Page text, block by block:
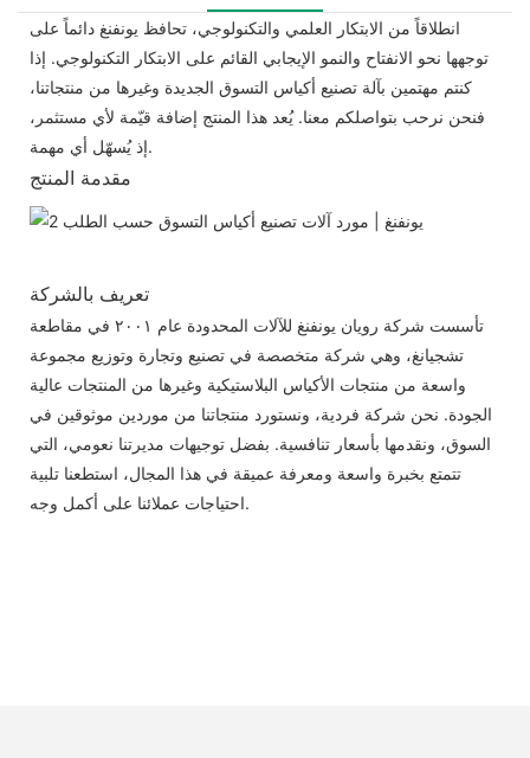
انطلاقاً من الابتكار العلمي والتكنولوجي، تحافظ يونفنغ دائماً على
توجهها نحو الانفتاح والنمو الإيجابي القائم على الابتكار التكنولوجي. إذا
كنتم مهتمين بآلة تصنيع أكياس التسوق الجديدة وغيرها من منتجاتنا،
فنحن نرحب بتواصلكم معنا. يُعد هذا المنتج إضافة قيّمة لأي مستثمر،
إذ يُسهّل أي مهمة.
مقدمة المنتج
تعريف بالشركة
تأسست شركة رويان يونفنغ للآلات المحدودة عام ٢٠٠١ في مقاطعة
تشجيانغ، وهي شركة متخصصة في تصنيع وتجارة وتوزيع مجموعة
واسعة من منتجات الأكياس البلاستيكية وغيرها من المنتجات عالية
الجودة. نحن شركة فردية، ونستورد منتجاتنا من موردين موثوقين في
السوق، ونقدمها بأسعار تنافسية. بفضل توجيهات مديرتنا نعومي، التي
تتمتع بخبرة واسعة ومعرفة عميقة في هذا المجال، استطعنا تلبية
احتياجات عملائنا على أكمل وجه.